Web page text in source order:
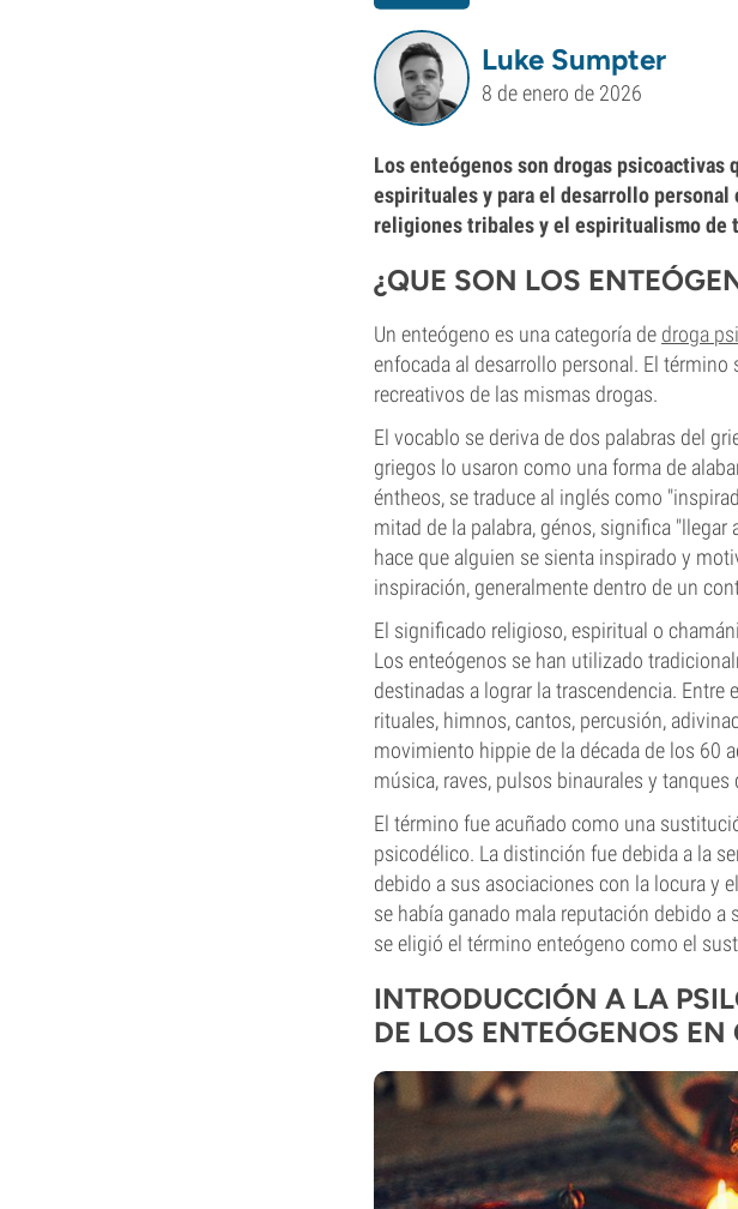
Luke Sumpter
8 de enero de 2026
Los enteógenos son drogas
espirituales y para el desarrollo
religiones tribales y el espiritualismo de
¿QUE SON LOS
Un enteógeno es una categoría de droga
enfocada al desarrollo personal. El
recreativos de las mismas drogas.
El vocablo se deriva de dos palabras del
griegos lo usaron como una forma de
éntheos, se traduce al inglés como
mitad de la palabra, génos, significa "llegar
hace que alguien se sienta inspirado y
inspiración, generalmente dentro de un
El significado religioso, espiritual o
Los enteógenos se han utilizado
destinadas a lograr la trascendencia.
rituales, himnos, cantos, percusión,
movimiento hippie de la década de los 60
música, raves, pulsos binaurales y
El término fue acuñado como una
psicodélico. La distinción fue debida a la
debido a sus asociaciones con la locura y
se había ganado mala reputación debido
se eligió el término enteógeno como el
INTRODUCCIÓN A LA
DE LOS ENTEÓGENOS EN